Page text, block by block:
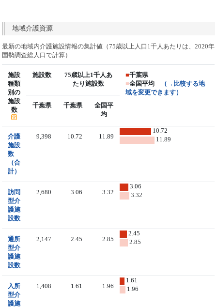
地域介護資源
最新の地域内介護施設情報の集計値（75歳以上人口1千人あたりは、2020年
国勢調査総人口で計算）
施設
種類
別の
施設
数
施設数
75歳以上1千人あ
たり施設数
■千葉県
■全国平均
（→比較する地
域を変更できます）
千葉県
千葉県
全国平
均
介護
施設
数
（合
計）
9,398 10.72 11.89
10.72
11.89
訪問
型介
護施
設数
2,680 3.06 3.32
3.06
3.32
通所
型介
護施
設数
2,147 2.45 2.85
2.45
2.85
入所
型介
護施
1,408 1.61 1.96
1.61
1.96